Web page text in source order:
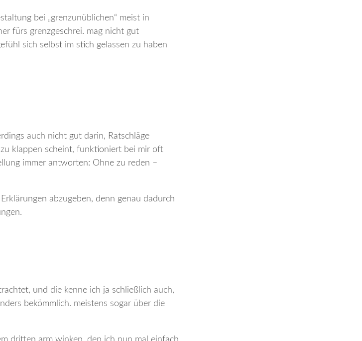
bei „grenzunüblichen“ meist in
fürs grenzgeschrei. mag nicht gut
sich selbst im stich gelassen zu haben
auch nicht gut darin, Ratschläge
klappen scheint, funktioniert bei mir oft
immer antworten: Ohne zu reden –
abzugeben, denn genau dadurch
und die kenne ich ja schließlich auch,
bekömmlich. meistens sogar über die